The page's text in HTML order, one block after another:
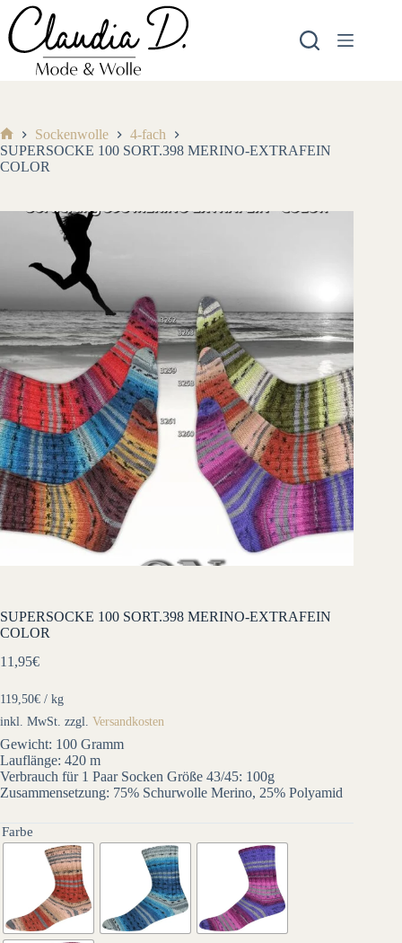
Zum
Inhalt
springen
Start
Sockenwolle
4-fach
SUPERSOCKE 100 SORT.398 MERINO-EXTRAFEIN
COLOR
SUPERSOCKE 100 SORT.398 MERINO-EXTRAFEIN
COLOR
11,95€
119,50€ / kg
inkl. MwSt. zzgl. Versandkosten
Gewicht: 100 Gramm
Lauflänge: 420 m
Verbrauch für 1 Paar Socken Größe 43/45: 100g
Zusammensetzung: 75% Schurwolle Merino, 25% Polyamid
Farbe